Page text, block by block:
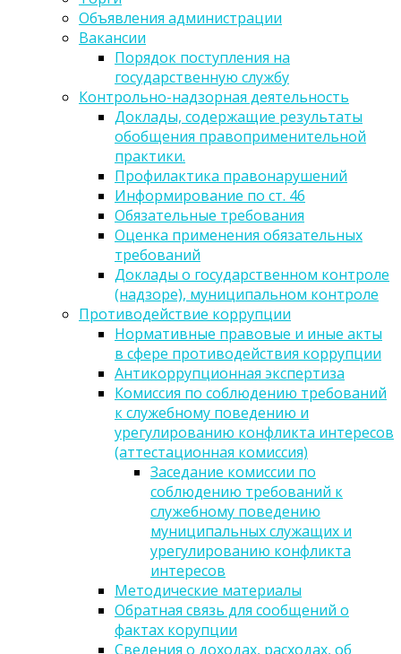
Объявления администрации
Вакансии
Порядок поступления на
государственную службу
Контрольно-надзорная деятельность
Доклады, содержащие результаты
обобщения правоприменительной
практики.
Профилактика правонарушений
Информирование по ст. 46
Обязательные требования
Оценка применения обязательных
требований
Доклады о государственном контроле
(надзоре), муниципальном контроле
Противодействие коррупции
Нормативные правовые и иные акты
в сфере противодействия коррупции
Антикоррупционная экспертиза
Комиссия по соблюдению требований
к служебному поведению и
урегулированию конфликта интересов
(аттестационная комиссия)
Заседание комиссии по
соблюдению требований к
служебному поведению
муниципальных служащих и
урегулированию конфликта
интересов
Методические материалы
Обратная связь для сообщений о
фактах корупции
Сведения о доходах, расходах, об